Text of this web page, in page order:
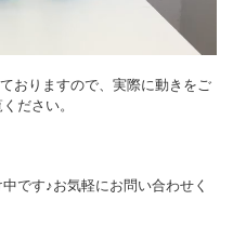
おりますので、実際に動きをご
ださい。
です♪お気軽にお問い合わせく